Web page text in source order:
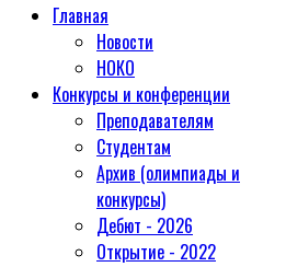
Главная
Новости
НОКО
Конкурсы и конференции
Преподавателям
Студентам
Архив (олимпиады и
конкурсы)
Дебют - 2026
Открытие - 2022